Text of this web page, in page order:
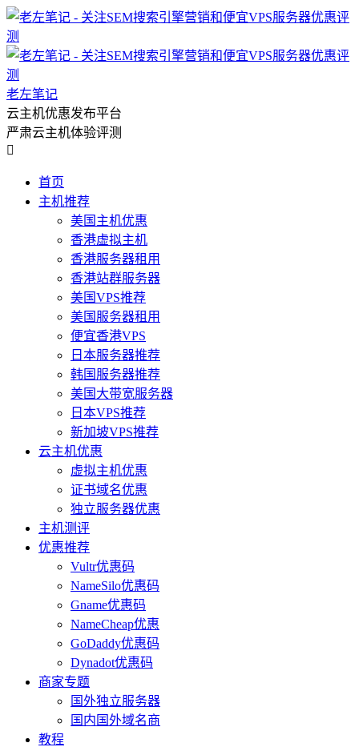
老左笔记
云主机优惠发布平台
严肃云主机体验评测

首页
主机推荐
美国主机优惠
香港虚拟主机
香港服务器租用
香港站群服务器
美国VPS推荐
美国服务器租用
便宜香港VPS
日本服务器推荐
韩国服务器推荐
美国大带宽服务器
日本VPS推荐
新加坡VPS推荐
云主机优惠
虚拟主机优惠
证书域名优惠
独立服务器优惠
主机测评
优惠推荐
Vultr优惠码
NameSilo优惠码
Gname优惠码
NameCheap优惠
GoDaddy优惠码
Dynadot优惠码
商家专题
国外独立服务器
国内国外域名商
教程